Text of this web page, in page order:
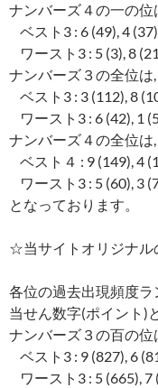
ナンバーズ４の一の位
ベスト3 : 6 (49), 4
ワースト3 : 5 (3), 8
ナンバーズ３の全位は,
ベスト3 : 3 (112), 8
ワースト3 : 6 (42), 1
ナンバーズ４の全位は,
ベスト４ : 9 (149), 4
ワースト3 : 5 (60), 3
となっております。
☆当サイトオリジナ
各位の過去出現頻度ラ
当せん数字(ポイント)
ナンバーズ３の百の位
ベスト3 : 9 (827), 6
ワースト3 : 5 (665), 7